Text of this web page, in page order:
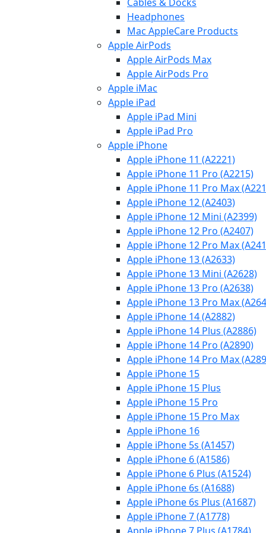
Headphones
Mac AppleCare Products
Apple AirPods
Apple AirPods Max
Apple AirPods Pro
Apple iMac
Apple iPad
Apple iPad Mini
Apple iPad Pro
Apple iPhone
Apple iPhone 11 (A2221)
Apple iPhone 11 Pro (A2215)
Apple iPhone 11 Pro Max
Apple iPhone 12 (A2403)
Apple iPhone 12 Mini (A2399)
Apple iPhone 12 Pro (A2407)
Apple iPhone 12 Pro Max
Apple iPhone 13 (A2633)
Apple iPhone 13 Mini (A2628)
Apple iPhone 13 Pro (A2638)
Apple iPhone 13 Pro Max
Apple iPhone 14 (A2882)
Apple iPhone 14 Plus (A2886)
Apple iPhone 14 Pro (A2890)
Apple iPhone 14 Pro Max
Apple iPhone 15
Apple iPhone 15 Plus
Apple iPhone 15 Pro
Apple iPhone 15 Pro Max
Apple iPhone 16
Apple iPhone 5s (A1457)
Apple iPhone 6 (A1586)
Apple iPhone 6 Plus (A1524)
Apple iPhone 6s (A1688)
Apple iPhone 6s Plus (A1687)
Apple iPhone 7 (A1778)